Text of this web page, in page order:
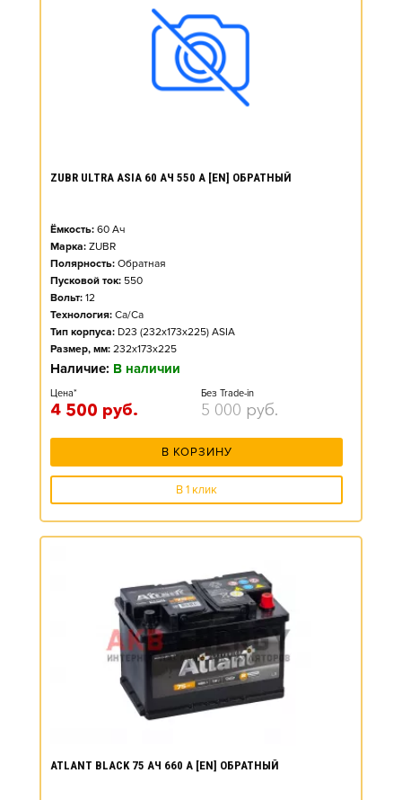
ZUBR ULTRA ASIA 60 АЧ 550 А [EN] ОБРАТНЫЙ
Ёмкость: 60 Ач
Марка: ZUBR
Полярность: Обратная
Пусковой ток: 550
Вольт: 12
Технология: Ca/Ca
Тип корпуса: D23 (232x173x225) ASIA
Размер, мм: 232x173x225
Наличие: В наличии
Цена*
4 500 руб.
Без Trade-in
5 000 руб.
В КОРЗИНУ
В 1 клик
ATLANT BLACK 75 АЧ 660 А [EN] ОБРАТНЫЙ